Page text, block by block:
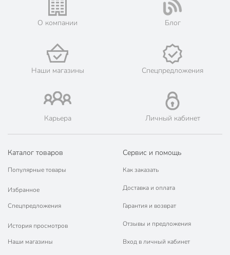
О компании Блог
Наши магазины Спецпредложения
Карьера Личный кабинет
Каталог товаров
Популярные товары
Избранное
Спецпредложения
История просмотров
Наши магазины
Сервис и помощь
Как заказать
Доставка и оплата
Гарантия и возврат
Отзывы и предложения
Вход в личный кабинет